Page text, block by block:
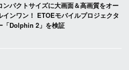
ンパクトサイズに大画面＆高画質をオー
インワン！ ETOEモバイルプロジェクタ
「Dolphin 2」を検証